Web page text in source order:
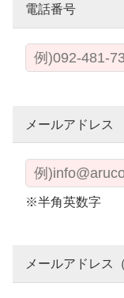
電話番号
メールアドレス
※半角英数字
メールアドレス